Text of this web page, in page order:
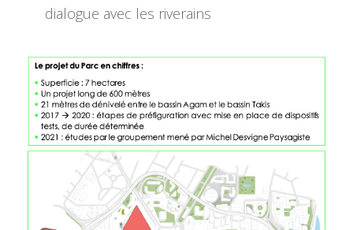
dialogue avec les riverains